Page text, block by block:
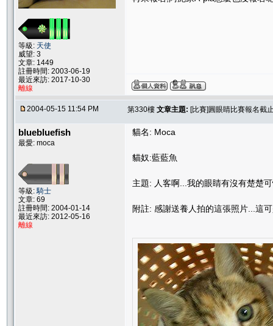
等級: 天使
威望: 3
文章: 1449
註冊時間: 2003-06-19
最近來訪: 2017-10-30
離線
2004-05-15 11:54 PM 第330樓 文章主題: [比賽]圓眼睛比賽報名截
bluebluefish
最愛: moca
等級:騎士
文章: 69
註冊時間: 2004-01-14
最近來訪: 2012-05-16
離線
貓名: Moca
貓奴:藍藍魚
主題: 人客啊...我的眼睛有沒有楚楚
附註: 感謝送養人拍的這張照片...這